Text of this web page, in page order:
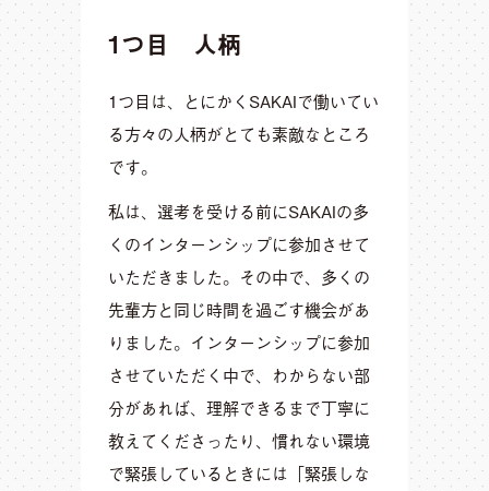
1つ目 人柄
1つ目は、とにかくSAKAIで働いてい
る方々の人柄がとても素敵なところ
です。
私は、選考を受ける前にSAKAIの多
くのインターンシップに参加させて
いただきました。その中で、多くの
先輩方と同じ時間を過ごす機会があ
りました。インターンシップに参加
させていただく中で、わからない部
分があれば、理解できるまで丁寧に
教えてくださったり、慣れない環境
で緊張しているときには「緊張しな